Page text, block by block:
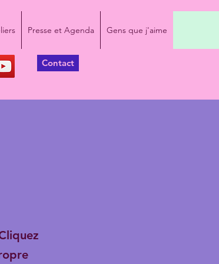
Presse et Agenda Gens que j'aime
Contact